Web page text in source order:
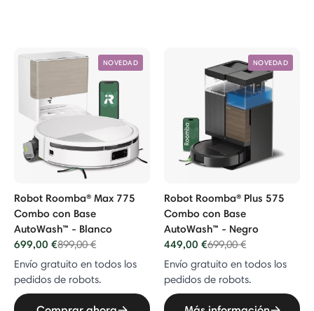
NOVEDAD
Robot Roomba® Max 775
Combo con Base
AutoWash™ - Blanco
699,00 €Price reduced from
899,00 €to
Envío gratuito en todos los
pedidos de robots.
NOVEDAD
Robot Roomba® Plus 575
Combo con Base
AutoWash™ - Negro
449,00 €Price reduced from
699,00 €to
Envío gratuito en todos los
pedidos de robots.